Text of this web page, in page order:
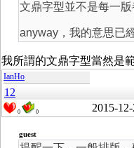
文鼎字型並不是每一版
anyway，我的意思已
我所謂的文鼎字型當然是
IanHo
12
0 0 2015-
guest